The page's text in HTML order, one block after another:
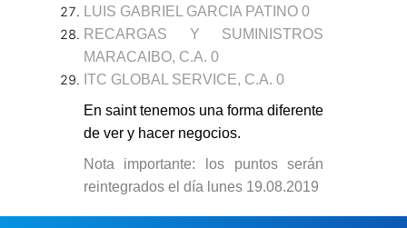
LUIS GABRIEL GARCIA PATINO 0
RECARGAS Y SUMINISTROS
MARACAIBO, C.A. 0
ITC GLOBAL SERVICE, C.A. 0
En saint tenemos una forma diferente
de ver y hacer negocios.
Nota importante: los puntos serán
reintegrados el día lunes 19.08.2019